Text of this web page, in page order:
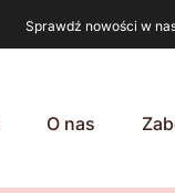
Sprawdź nowości w
O nas